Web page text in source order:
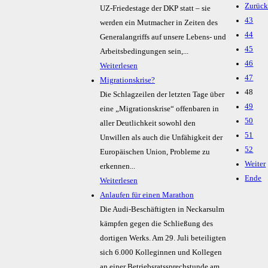
UZ-Friedestage der DKP statt – sie
werden ein Mutmacher in Zeiten des
Generalangriffs auf unsere Lebens- und
Arbeitsbedingungen sein,...
Weiterlesen
Migrationskrise?
Die Schlagzeilen der letzten Tage über
eine „Migrationskrise“ offenbaren in
aller Deutlichkeit sowohl den
Unwillen als auch die Unfähigkeit der
Europäischen Union, Probleme zu
erkennen...
Weiterlesen
Anlaufen für einen Marathon
Die Audi-Beschäftigten in Neckarsulm
kämpfen gegen die Schließung des
dortigen Werks. Am 29. Juli beteiligten
sich 6.000 Kolleginnen und Kollegen
Zurück
43
44
45
46
47
48
49
50
51
52
Weiter
Ende